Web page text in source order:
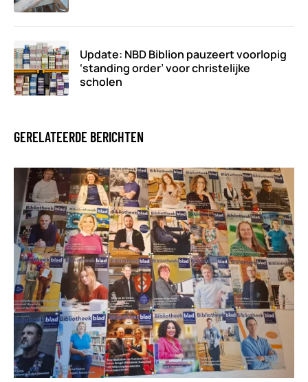
Update: NBD Biblion pauzeert voorlopig
‘standing order’ voor christelijke
scholen
GERELATEERDE BERICHTEN